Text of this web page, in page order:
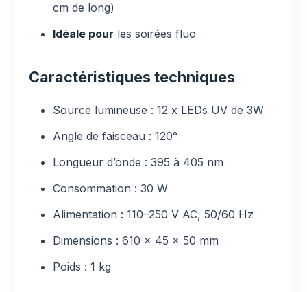
cm de long)
Idéale pour les soirées fluo
Caractéristiques techniques
Source lumineuse : 12 x LEDs UV de 3W
Angle de faisceau : 120°
Longueur d’onde : 395 à 405 nm
Consommation : 30 W
Alimentation : 110–250 V AC, 50/60 Hz
Dimensions : 610 x 45 x 50 mm
Poids : 1 kg